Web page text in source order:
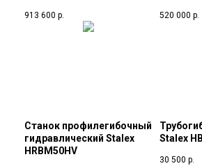
913 600 р. 520 000 р.
Станок профилегибочный
гидравлический Stalex
HRBM50HV
Stalex
30 500 р.